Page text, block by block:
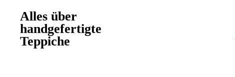
Alles über
handgefertigte
Teppiche
Alles über
handgefertigte
Teppiche